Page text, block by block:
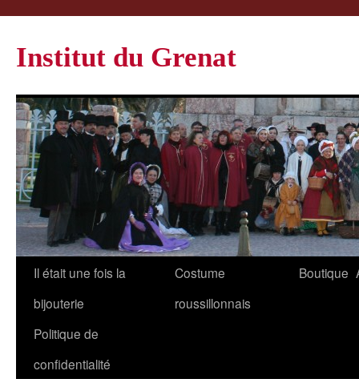
Institut du Grenat
Il était une fois la
bijouterie
Costume
roussillonnais
Boutique
Politique de
confidentialité